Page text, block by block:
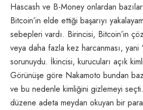
Hascash ve B-Money onlardan
Bitcoin’in elde ettiği başarıyı
sebepleri vardı. Birincisi, Bitcoin’in
veya daha fazla kez harcanması, yani
sorunuydu. İkincisi, kurucuları açık
Görünüşe göre Nakamoto bundan
ve bu nedenle kimliğini gizlemeyi
düzene adeta meydan okuyan bir